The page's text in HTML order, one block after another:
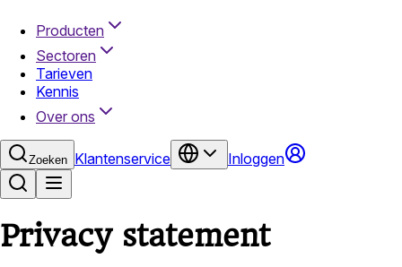
Producten
Sectoren
Tarieven
Kennis
Over ons
Zoeken Klantenservice Inloggen
Privacy statement